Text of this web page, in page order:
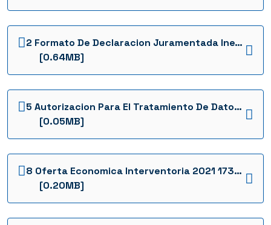
2 Formato De Declaracion Juramentada Inexistencia Conflicto De Interes Interventoria 2021 1736960779376
[0.64MB]
5 Autorizacion Para El Tratamiento De Datos Interventoria 2021 1736960792220
[0.05MB]
8 Oferta Economica Interventoria 2021 1736960804469
[0.20MB]